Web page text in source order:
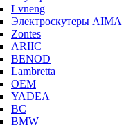
Lvneng
Электроскутеры AIMA
Zontes
ARIIC
BENOD
Lambretta
OEM
YADEA
BC
BMW